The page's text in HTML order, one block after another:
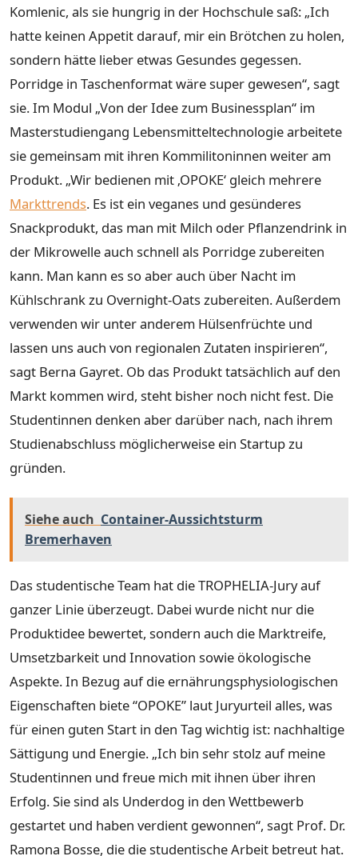
Komlenic, als sie hungrig in der Hochschule saß: „Ich
hatte keinen Appetit darauf, mir ein Brötchen zu holen,
sondern hätte lieber etwas Gesundes gegessen.
Porridge in Taschenformat wäre super gewesen“, sagt
sie. Im Modul „Von der Idee zum Businessplan“ im
Masterstudiengang Lebensmitteltechnologie arbeitete
sie gemeinsam mit ihren Kommilitoninnen weiter am
Produkt. „Wir bedienen mit ‚OPOKE‘ gleich mehrere
Markttrends. Es ist ein veganes und gesünderes
Snackprodukt, das man mit Milch oder Pflanzendrink in
der Mikrowelle auch schnell als Porridge zubereiten
kann. Man kann es so aber auch über Nacht im
Kühlschrank zu Overnight-Oats zubereiten. Außerdem
verwenden wir unter anderem Hülsenfrüchte und
lassen uns auch von regionalen Zutaten inspirieren“,
sagt Berna Gayret. Ob das Produkt tatsächlich auf den
Markt kommen wird, steht bisher noch nicht fest. Die
Studentinnen denken aber darüber nach, nach ihrem
Studienabschluss möglicherweise ein Startup zu
gründen.
Siehe auch Container-Aussichtsturm
Bremerhaven
Das studentische Team hat die TROPHELIA-Jury auf
ganzer Linie überzeugt. Dabei wurde nicht nur die
Produktidee bewertet, sondern auch die Marktreife,
Umsetzbarkeit und Innovation sowie ökologische
Aspekte. In Bezug auf die ernährungsphysiologischen
Eigenschaften biete “OPOKE” laut Juryurteil alles, was
für einen guten Start in den Tag wichtig ist: nachhaltige
Sättigung und Energie. „Ich bin sehr stolz auf meine
Studentinnen und freue mich mit ihnen über ihren
Erfolg. Sie sind als Underdog in den Wettbewerb
gestartet und haben verdient gewonnen“, sagt Prof. Dr.
Ramona Bosse, die die studentische Arbeit betreut hat.